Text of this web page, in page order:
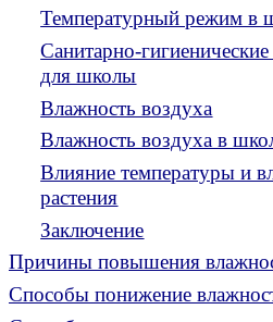
Температурный режим в
Санитарно-
для школы
Влажность воздуха
Влажность воздуха в
Влияние температуры и
растения
Заключение
Причины повышения
Способы понижение